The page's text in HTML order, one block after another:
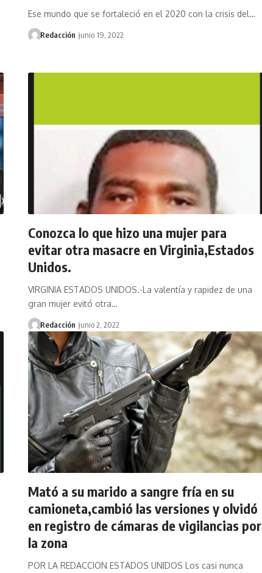
Ese mundo que se fortaleció en el 2020 con la crisis del…
Redacción junio 19, 2022
Conozca lo que hizo una mujer para
evitar otra masacre en Virginia,Estados
Unidos.
VIRGINIA ESTADOS UNIDOS.-La valentía y rapidez de una
gran mujer evitó otra…
Redacción junio 2, 2022
Mató a su marido a sangre fría en su
camioneta,cambió las versiones y olvidó
en registro de cámaras de vigilancias por
la zona
POR LA REDACCION ESTADOS UNIDOS Los casi nunca